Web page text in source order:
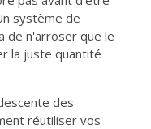
système de
de n'arroser que le
la juste quantité
des
réutiliser vos